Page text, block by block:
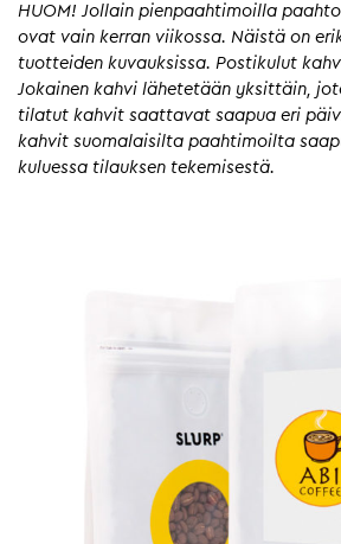
HUOM! Jollain pienpaahtimoilla
ovat vain kerran viikossa. Näistä on
tuotteiden kuvauksissa. Postikulut
Jokainen kahvi lähetetään yksittäin,
tilatut kahvit saattavat saapua eri
kahvit suomalaisilta paahtimoilta
kuluessa tilauksen tekemisestä.